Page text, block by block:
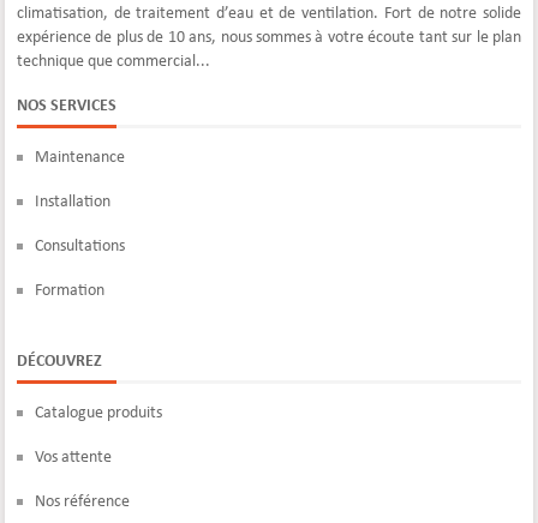
climatisation, de traitement d’eau et de ventilation. Fort de notre solide
expérience de plus de 10 ans, nous sommes à votre écoute tant sur le plan
technique que commercial...
NOS SERVICES
Maintenance
Installation
Consultations
Formation
DÉCOUVREZ
Catalogue produits
Vos attente
Nos référence